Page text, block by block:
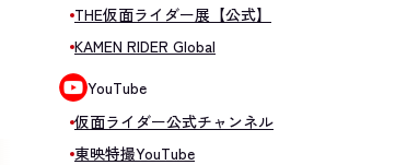
THE仮面ライダー展【公式】
KAMEN RIDER Global
YouTube
仮面ライダー公式チャンネル
東映特撮YouTube